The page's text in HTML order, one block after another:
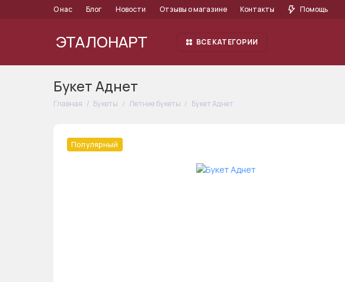
О нас Блог Новости Отзывы о магазине Контакты Помощь
ЭТАЛОНАРТ ВСЕ КАТЕГОРИИ
Букет Аднет
Главная Букеты Летние букеты Букет Аднет
Популярный